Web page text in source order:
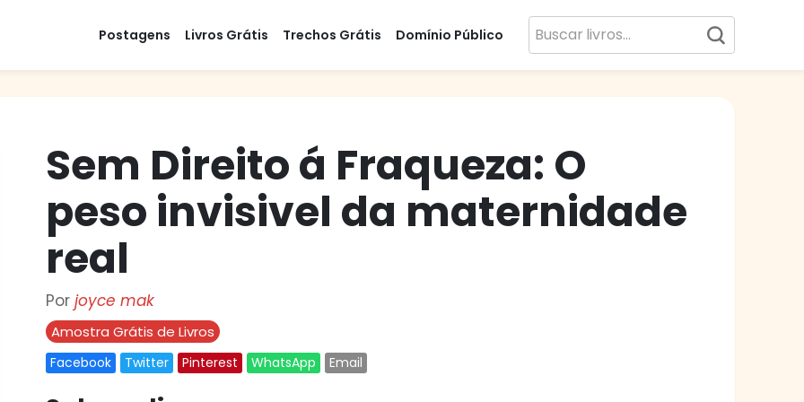
Postagens Livros Grátis Trechos Grátis Domínio Público
Sem Direito á Fraqueza: O
peso invisivel da maternidade
real
Por joyce mak
Amostra Grátis de Livros
Facebook Twitter Pinterest WhatsApp Email